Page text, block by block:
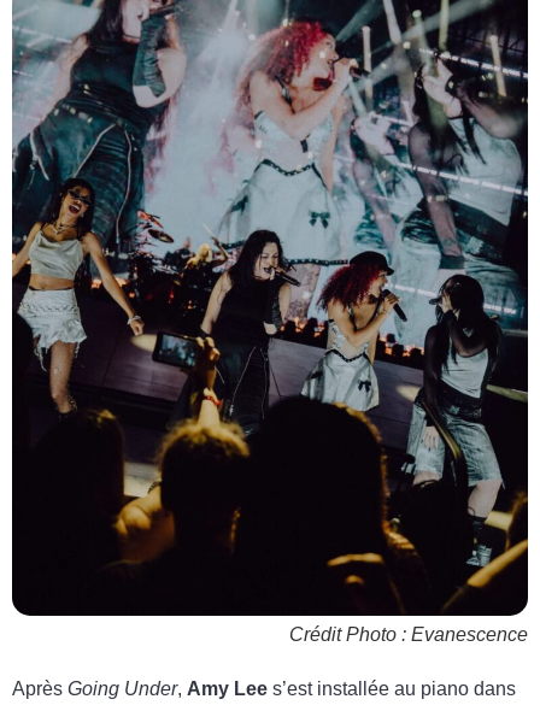
Crédit Photo : Evanescence
Après Going Under, Amy Lee s’est installée au piano dans